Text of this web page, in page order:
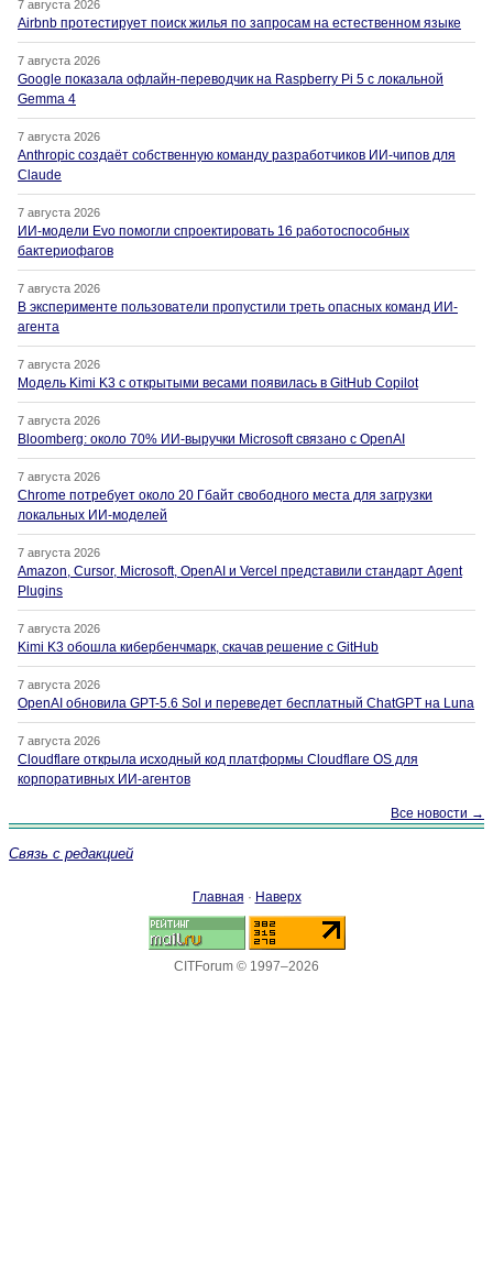
7 августа 2026
Airbnb протестирует поиск жилья по запросам на естественном языке
7 августа 2026
Google показала офлайн-переводчик на Raspberry Pi 5 с локальной
Gemma 4
7 августа 2026
Anthropic создаёт собственную команду разработчиков ИИ-чипов для
Claude
7 августа 2026
ИИ-модели Evo помогли спроектировать 16 работоспособных
бактериофагов
7 августа 2026
В эксперименте пользователи пропустили треть опасных команд ИИ-
агента
7 августа 2026
Модель Kimi K3 с открытыми весами появилась в GitHub Copilot
7 августа 2026
Bloomberg: около 70% ИИ-выручки Microsoft связано с OpenAI
7 августа 2026
Chrome потребует около 20 Гбайт свободного места для загрузки
локальных ИИ-моделей
7 августа 2026
Amazon, Cursor, Microsoft, OpenAI и Vercel представили стандарт Agent
Plugins
7 августа 2026
Kimi K3 обошла кибербенчмарк, скачав решение с GitHub
7 августа 2026
OpenAI обновила GPT-5.6 Sol и переведет бесплатный ChatGPT на Luna
7 августа 2026
Cloudflare открыла исходный код платформы Cloudflare OS для
корпоративных ИИ-агентов
Все новости →
Связь с редакцией
Главная · Наверх
CITForum © 1997–2026